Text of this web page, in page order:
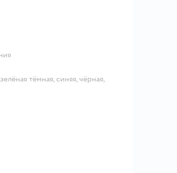
тёмная, синяя, чёрная,